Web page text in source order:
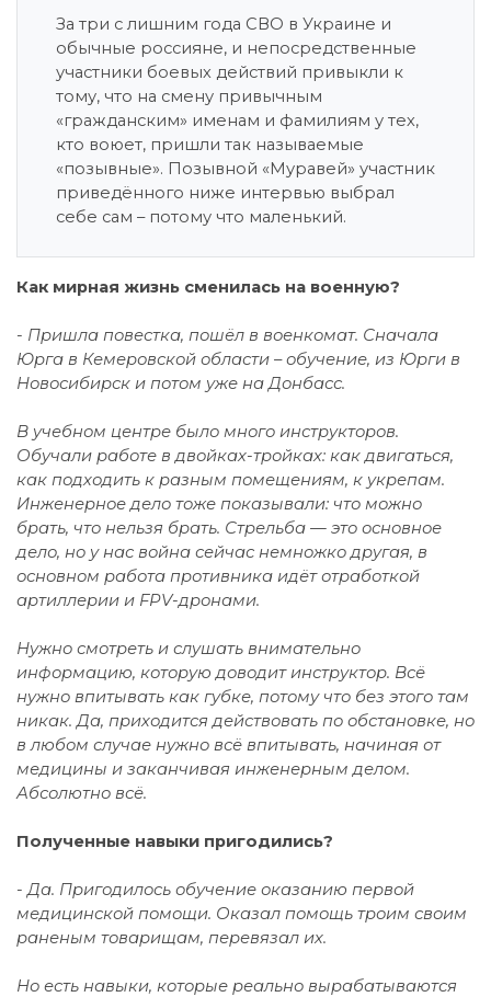
За три с лишним года СВО в Украине и
обычные россияне, и непосредственные
участники боевых действий привыкли к
тому, что на смену привычным
«гражданским» именам и фамилиям у тех,
кто воюет, пришли так называемые
«позывные». Позывной «Муравей» участник
приведённого ниже интервью выбрал
себе сам – потому что маленький.
Как мирная жизнь сменилась на военную?
- Пришла повестка, пошёл в военкомат. Сначала
Юрга в Кемеровской области – обучение, из Юрги в
Новосибирск и потом уже на Донбасс.
В учебном центре было много инструкторов.
Обучали работе в двойках-тройках: как двигаться,
как подходить к разным помещениям, к укрепам.
Инженерное дело тоже показывали: что можно
брать, что нельзя брать. Стрельба — это основное
дело, но у нас война сейчас немножко другая, в
основном работа противника идёт отработкой
артиллерии и FPV-дронами.
Нужно смотреть и слушать внимательно
информацию, которую доводит инструктор. Всё
нужно впитывать как губке, потому что без этого там
никак. Да, приходится действовать по обстановке, но
в любом случае нужно всё впитывать, начиная от
медицины и заканчивая инженерным делом.
Абсолютно всё.
Полученные навыки пригодились?
- Да. Пригодилось обучение оказанию первой
медицинской помощи. Оказал помощь троим своим
раненым товарищам, перевязал их.
Но есть навыки, которые реально вырабатываются